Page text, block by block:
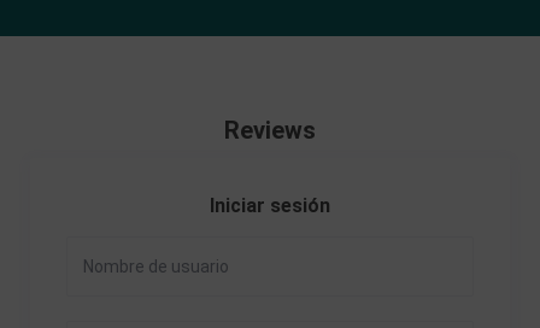
Reviews
Iniciar sesión